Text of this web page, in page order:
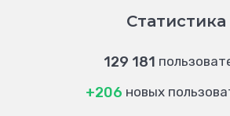
Статистика
129 181
+206 новых